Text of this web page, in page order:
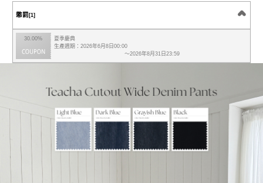
懲罰 [1]
30.00%
夏季慶典
生產週期：2026年6月8日00:00
～2026年8月31日23:59